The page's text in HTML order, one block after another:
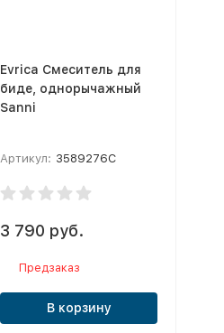
Evrica Смеситель для
биде, однорычажный
Sanni
Артикул: 3589276C
3 790 руб.
Предзаказ
В корзину